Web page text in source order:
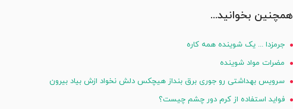
همچنین بخوانید...
جرمزدا ... یک شوینده همه کاره
مضرات مواد شوینده
سرویس بهداشتی رو جوری برق بنداز هیچکس دلش نخواد ازش بیاد بیرون
فواید استفاده از کرم دور چشم چیست؟